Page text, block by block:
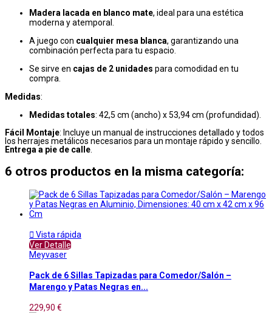
Madera lacada en blanco mate, ideal para una estética
moderna y atemporal.
A juego con cualquier mesa blanca, garantizando una
combinación perfecta para tu espacio.
Se sirve en cajas de 2 unidades para comodidad en tu
compra.
Medidas:
Medidas totales: 42,5 cm (ancho) x 53,94 cm (profundidad).
Fácil Montaje: Incluye un manual de instrucciones detallado y todos
los herrajes metálicos necesarios para un montaje rápido y sencillo.
Entrega a pie de calle
6 otros productos en la misma categoría:
 Vista rápida
Ver Detalle
Meyvaser
Pack de 6 Sillas Tapizadas para Comedor/Salón –
Marengo y Patas Negras en...
229,90 €